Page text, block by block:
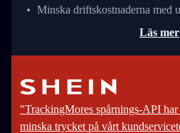
Minska driftskostnaderna med
Läs mer
"TrackingMores spårnings-API
minska trycket på vårt